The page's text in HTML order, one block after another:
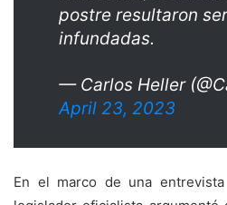
postre resultaron
infundadas.
— Carlos Heller
April 23, 2023
En el marco de una